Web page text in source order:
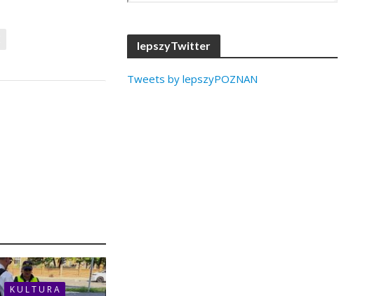
K U L T U R A
lepszyTwitter
Tweets by lepszyPOZNAN